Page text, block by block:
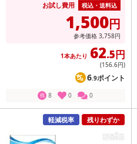
お試し費用 税込・送料込
1,500円
参考価格 3,758円
1本あたり 62.5円
(156.6円)
6.9ポイント
残 8 0 0
軽減税率 残りわずか